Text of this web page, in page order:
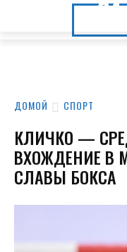
ДОМОЙ СПОРТ
КЛИЧКО —
ВХОЖДЕНИЕ В
СЛАВЫ БОКСА